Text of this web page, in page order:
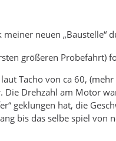
neuen „Baustelle“
größeren Probefahrt)
Tacho von ca 60,
Drehzahl am Motor
geklungen hat, die
bis das selbe spiel